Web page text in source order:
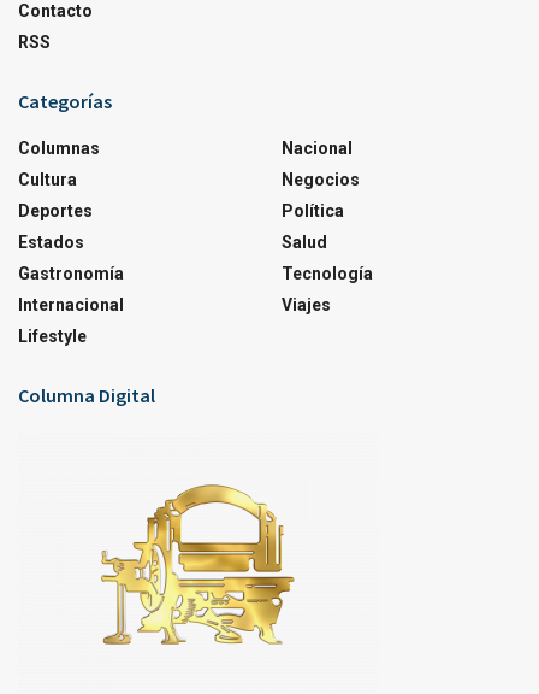
Contacto
RSS
Categorías
Columnas
Cultura
Deportes
Estados
Gastronomía
Internacional
Lifestyle
Nacional
Negocios
Política
Salud
Tecnología
Viajes
Columna Digital